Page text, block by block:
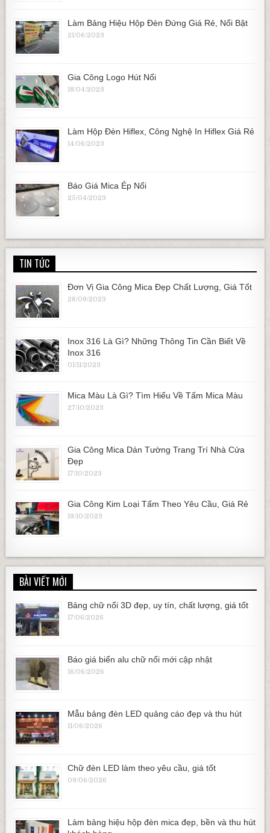
Làm Bảng Hiệu Hộp Đèn Đứng Giá Rẻ, Nổi Bật
21/06/2023
Gia Công Logo Hút Nổi
18/04/2023
Làm Hộp Đèn Hiflex, Công Nghệ In Hiflex Giá Rẻ
14/06/2023
Báo Giá Mica Ép Nổi
25/04/2023
TIN TỨC
Đơn Vị Gia Công Mica Đẹp Chất Lượng, Giá Tốt
28/09/2023
Inox 316 Là Gì? Những Thông Tin Cần Biết Về
Inox 316
01/11/2023
Mica Màu Là Gì? Tìm Hiểu Về Tấm Mica Màu
27/10/2023
Gia Công Mica Dán Tường Trang Trí Nhà Cửa
Đẹp
17/10/2023
Gia Công Kim Loại Tấm Theo Yêu Cầu, Giá Rẻ
19/10/2023
BÀI VIẾT MỚI
Bảng chữ nổi 3D đẹp, uy tín, chất lượng, giá tốt
17/06/2026
Báo giá biển alu chữ nổi mới cập nhật
16/06/2026
Mẫu bảng đèn LED quảng cáo đẹp và thu hút
11/06/2026
Chữ đèn LED làm theo yêu cầu, giá tốt
09/06/2026
Làm bảng hiệu hộp đèn mica đẹp, bền và thu hút